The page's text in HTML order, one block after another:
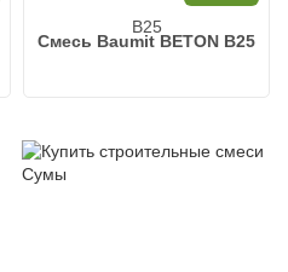
Смесь Baumit BETON B25